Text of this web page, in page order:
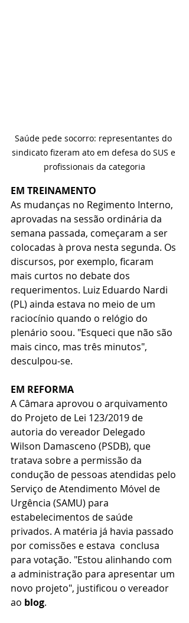
Saúde pede socorro: representantes do
sindicato fizeram ato em defesa do SUS e
profissionais da categoria
EM TREINAMENTO
As mudanças no Regimento Interno,
aprovadas na sessão ordinária da
semana passada, começaram a ser
colocadas à prova nesta segunda. Os
discursos, por exemplo, ficaram
mais curtos no debate dos
requerimentos. Luiz Eduardo Nardi
(PL) ainda estava no meio de um
raciocínio quando o relógio do
plenário soou. "Esqueci que não são
mais cinco, mas três minutos",
desculpou-se.
EM REFORMA
A Câmara aprovou o arquivamento
do Projeto de Lei 123/2019 de
autoria do vereador Delegado
Wilson Damasceno (PSDB), que
tratava sobre a permissão da
condução de pessoas atendidas pelo
Serviço de Atendimento Móvel de
Urgência (SAMU) para
estabelecimentos de saúde
privados. A matéria já havia passado
por comissões e estava  conclusa
para votação. "Estou alinhando com
a administração para apresentar um
novo projeto", justificou o vereador
ao blog.